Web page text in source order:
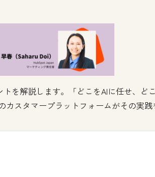
を解説します。「どこをAIに任せ、ど
スタマープラットフォームがその実